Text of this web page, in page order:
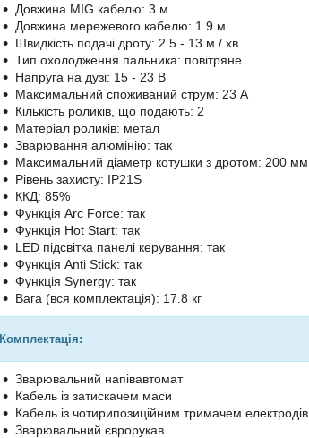
Довжина MIG кабелю: 3 м
Довжина мережевого кабелю: 1.9 м
Швидкість подачі дроту: 2.5 - 13 м / хв
Тип охолодження пальника: повітряне
Напруга на дузі: 15 - 23 В
Максимальний споживаний струм: 23 А
Кількість роликів, що подають: 2
Матеріал роликів: метал
Зварювання алюмінію: так
Максимальний діаметр котушки з дротом: 200 мм
Рівень захисту: IP21S
ККД: 85%
Функція Arc Force: так
Функція Hot Start: так
LED підсвітка панелі керування: так
Функція Anti Stick: так
Функція Synergy: так
Вага (вся комплектація): 17.8 кг
Комплектація:
Зварювальний напівавтомат
Кабель із затискачем маси
Кабель із чотирипозиційним тримачем електродів
Зварювальний єврорукав